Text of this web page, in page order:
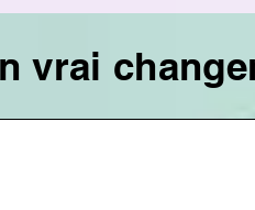
vrai